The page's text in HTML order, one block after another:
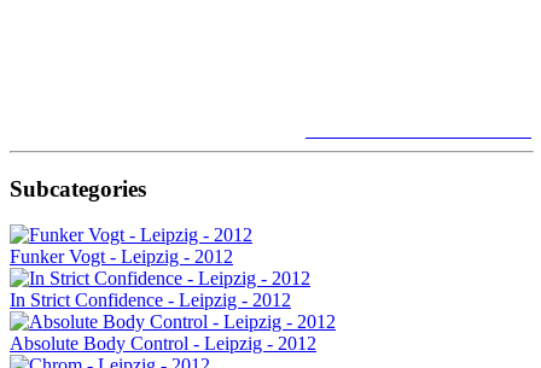
Subcategories
Funker Vogt - Leipzig - 2012
In Strict Confidence - Leipzig - 2012
Absolute Body Control - Leipzig - 2012